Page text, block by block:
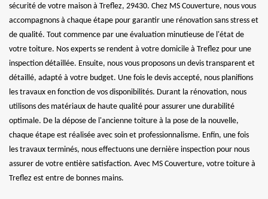
sécurité de votre maison à Treflez, 29430. Chez MS Couverture, nous vous
accompagnons à chaque étape pour garantir une rénovation sans stress et
de qualité. Tout commence par une évaluation minutieuse de l'état de
votre toiture. Nos experts se rendent à votre domicile à Treflez pour une
inspection détaillée. Ensuite, nous vous proposons un devis transparent et
détaillé, adapté à votre budget. Une fois le devis accepté, nous planifions
les travaux en fonction de vos disponibilités. Durant la rénovation, nous
utilisons des matériaux de haute qualité pour assurer une durabilité
optimale. De la dépose de l'ancienne toiture à la pose de la nouvelle,
chaque étape est réalisée avec soin et professionnalisme. Enfin, une fois
les travaux terminés, nous effectuons une dernière inspection pour nous
assurer de votre entière satisfaction. Avec MS Couverture, votre toiture à
Treflez est entre de bonnes mains.